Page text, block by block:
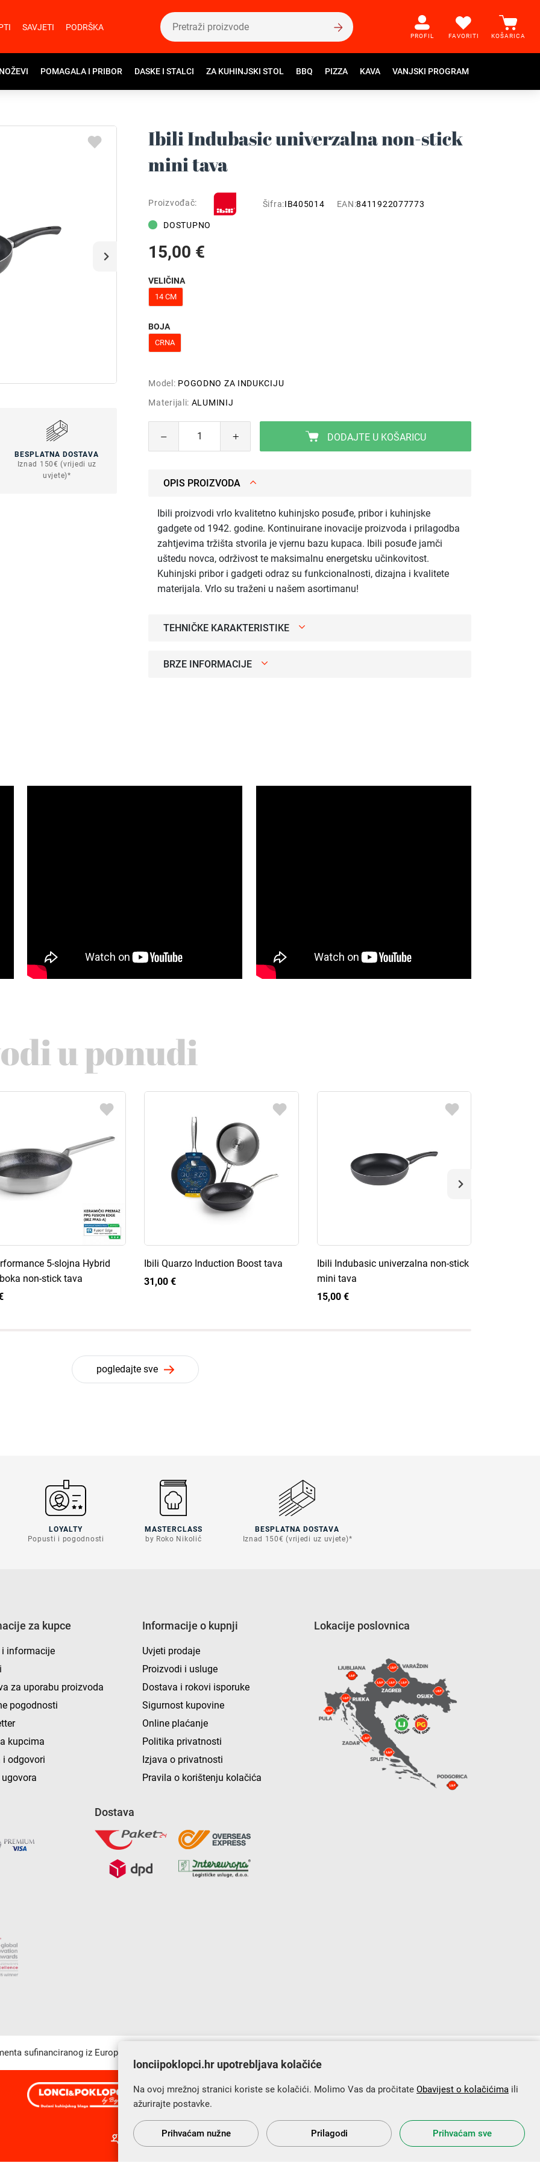
SAVJETI PODRŠKA
PROFIL FAVORITI KOŠARICA
POMAGALA I PRIBOR DASKE I STALCI ZA KUHINJSKI STOL BBQ PIZZA KAVA VANJSKI PROGRAM
BESPLATNA DOSTAVA
Iznad 150€ (vrijedi uz
uvjete)*
Ibili Indubasic univerzalna non-stick
mini tava
Proizvođač: Šifra:IB405014 EAN:8411922077773
DOSTUPNO
15,00 €
VELIČINA
14 CM
BOJA
CRNA
Model: POGODNO ZA INDUKCIJU
Materijali: ALUMINIJ
DODAJTE U KOŠARICU
OPIS PROIZVODA
Ibili proizvodi vrlo kvalitetno kuhinjsko posuđe, pribor i kuhinjske
gadgete od 1942. godine. Kontinuirane inovacije proizvoda i prilagodba
zahtjevima tržišta stvorila je vjernu bazu kupaca. Ibili posuđe jamči
uštedu novca, održivost te maksimalnu energetsku učinkovitost.
Kuhinjski pribor i gadgeti odraz su funkcionalnosti, dizajna i kvalitete
materijala. Vrlo su traženi u našem asortimanu!
TEHNIČKE KARAKTERISTIKE
BRZE INFORMACIJE
u ponudi
5-slojna Hybrid
non-stick tava
Ibili Quarzo Induction Boost tava
31,00 €
Ibili Indubasic univerzalna non-stick
mini tava
15,00 €
pogledajte sve
LOYALTY
Popusti i pogodnosti
MASTERCLASS
by Roko Nikolić
BESPLATNA DOSTAVA
Iznad 150€ (vrijedi uz uvjete)*
za kupce
i informacije
za uporabu proizvoda
pogodnosti
kupcima
i odgovori
Informacije o kupnji
Uvjeti prodaje
Proizvodi i usluge
Dostava i rokovi isporuke
Sigurnost kupovine
Online plaćanje
Politika privatnosti
Izjava o privatnosti
Pravila o korištenju kolačića
Lokacije poslovnica
Dostava
sufinanciranog iz Europskog fonda za regionalni razvoj u sklopu Operativnog programa „Konkurentnost i kohezija”.
s Vama od 2014. godine!
lonciipoklopci.hr upotrebljava kolačiće
Na ovoj mrežnoj stranici koriste se kolačići. Molimo Vas da pročitate Obavijest o kolačićima ili
ažurirajte postavke.
Prihvaćam nužne Prilagodi Prihvaćam sve